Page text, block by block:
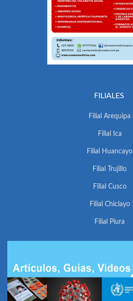
FILIALES
Filial Arequipa
Filial Ica
Filial Huancayo
Filial Trujillo
Filial Cusco
Filial Chiclayo
Filial Piura